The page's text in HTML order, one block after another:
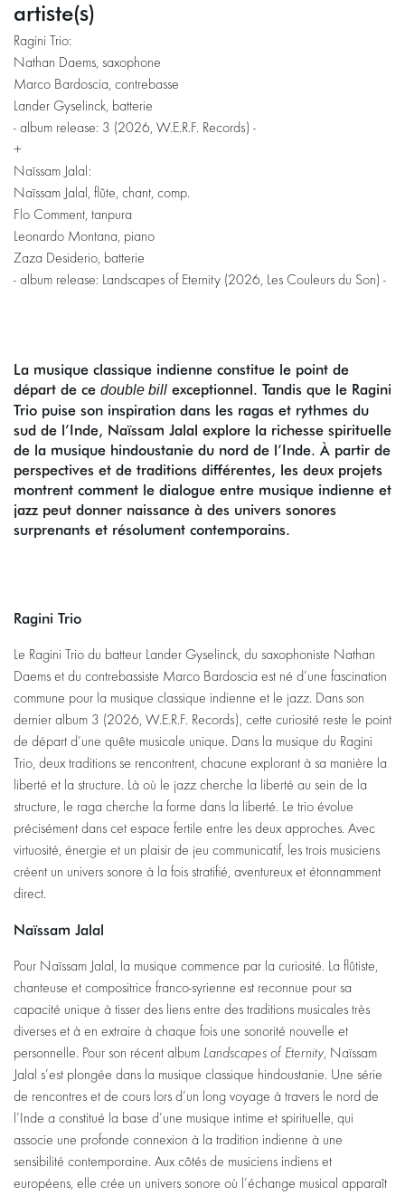
artiste(s)
Ragini Trio:
Nathan Daems, saxophone
Marco Bardoscia, contrebasse
Lander Gyselinck, batterie
- album release: 3 (2026, W.E.R.F. Records) -
+
Naïssam Jalal:
Naïssam Jalal, flûte, chant, comp.
Flo Comment, tanpura
Leonardo Montana, piano
Zaza Desiderio, batterie
- album release: Landscapes of Eternity (2026, Les Couleurs du Son) -
La musique classique indienne constitue le point de
départ de ce double bill exceptionnel. Tandis que le Ragini
Trio puise son inspiration dans les ragas et rythmes du
sud de l’Inde, Naïssam Jalal explore la richesse spirituelle
de la musique hindoustanie du nord de l’Inde. À partir de
perspectives et de traditions différentes, les deux projets
montrent comment le dialogue entre musique indienne et
jazz peut donner naissance à des univers sonores
surprenants et résolument contemporains.
Ragini Trio
Le Ragini Trio du batteur Lander Gyselinck, du saxophoniste Nathan
Daems et du contrebassiste Marco Bardoscia est né d’une fascination
commune pour la musique classique indienne et le jazz. Dans son
dernier album 3 (2026, W.E.R.F. Records), cette curiosité reste le point
de départ d’une quête musicale unique. Dans la musique du Ragini
Trio, deux traditions se rencontrent, chacune explorant à sa manière la
liberté et la structure. Là où le jazz cherche la liberté au sein de la
structure, le raga cherche la forme dans la liberté. Le trio évolue
précisément dans cet espace fertile entre les deux approches. Avec
virtuosité, énergie et un plaisir de jeu communicatif, les trois musiciens
créent un univers sonore à la fois stratifié, aventureux et étonnamment
direct.
Naïssam Jalal
Pour Naïssam Jalal, la musique commence par la curiosité. La flûtiste,
chanteuse et compositrice franco-syrienne est reconnue pour sa
capacité unique à tisser des liens entre des traditions musicales très
diverses et à en extraire à chaque fois une sonorité nouvelle et
personnelle. Pour son récent album Landscapes of Eternity, Naïssam
Jalal s’est plongée dans la musique classique hindoustanie. Une série
de rencontres et de cours lors d’un long voyage à travers le nord de
l’Inde a constitué la base d’une musique intime et spirituelle, qui
associe une profonde connexion à la tradition indienne à une
sensibilité contemporaine. Aux côtés de musiciens indiens et
européens, elle crée un univers sonore où l’échange musical apparaît